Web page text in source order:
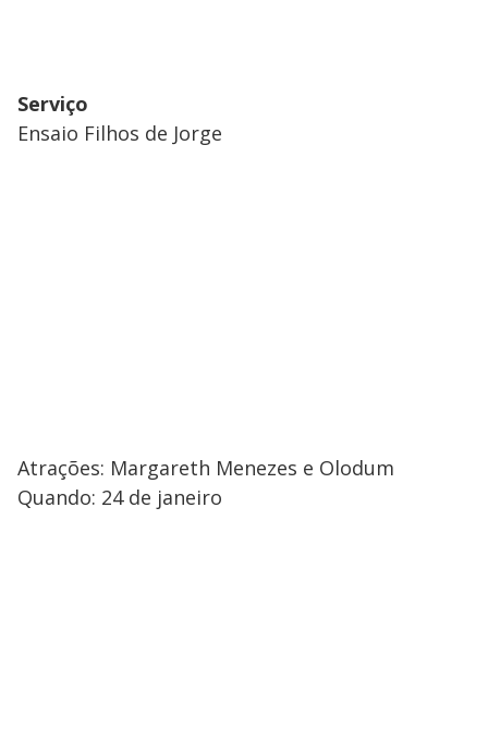
Serviço
Ensaio Filhos de Jorge
Atrações: Margareth Menezes e Olodum
Quando: 24 de janeiro